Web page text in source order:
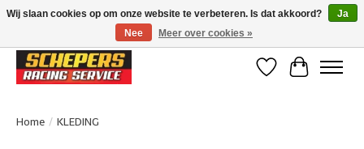
Klanten beoordelen ons met een 4,8/5 op Google reviews
Verlanglijst
Home / KLEDING
Wij slaan cookies op om onze website te verbeteren. Is dat akkoord?
Ja
Nee
Meer over cookies »